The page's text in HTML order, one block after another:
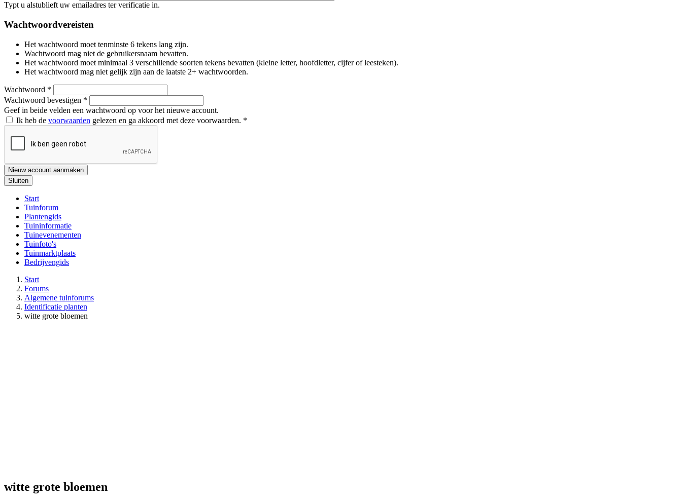
Typt u alstublieft uw emailadres ter verificatie in.
Wachtwoordvereisten
Het wachtwoord moet tenminste 6 tekens lang zijn.
Wachtwoord mag niet de gebruikersnaam bevatten.
Het wachtwoord moet minimaal 3 verschillende soorten tekens bevatten (kleine letter, hoofdletter, cijfer of leesteken).
Het wachtwoord mag niet gelijk zijn aan de laatste 2+ wachtwoorden.
Wachtwoord *
Wachtwoord bevestigen *
Geef in beide velden een wachtwoord op voor het nieuwe account.
Ik heb de voorwaarden gelezen en ga akkoord met deze voorwaarden. *
Nieuw account aanmaken
Sluiten
Start
Tuinforum
Plantengids
Tuininformatie
Tuinevenementen
Tuinfoto's
Tuinmarktplaats
Bedrijvengids
Start
Forums
Algemene tuinforums
Identificatie planten
witte grote bloemen
witte grote bloemen